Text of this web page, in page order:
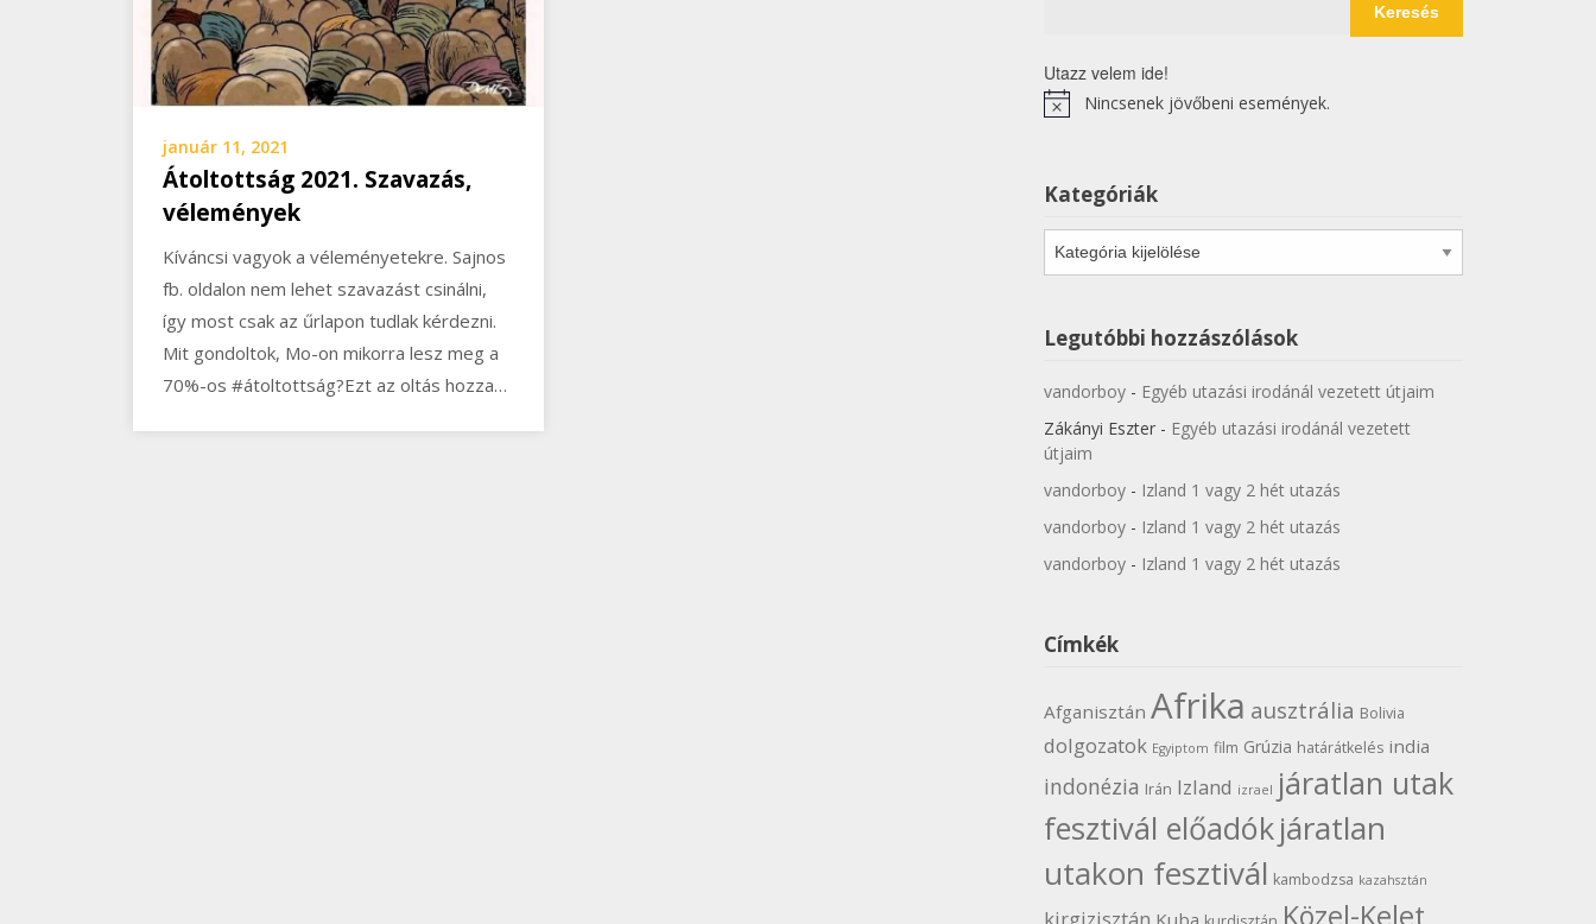
január 11, 2021
Átoltottság 2021. Szavazás,
vélemények
Kíváncsi vagyok a véleményetekre. Sajnos
fb. oldalon nem lehet szavazást csinálni,
így most csak az űrlapon tudlak kérdezni.
Mit gondoltok, Mo-on mikorra lesz meg a
70%-os #átoltottság?Ezt az oltás hozza…
Keresés
Utazz velem ide!
NoticeNincsenek jövőbeni események.
Kategóriák
Kategóriák
Legutóbbi hozzászólások
vandorboy- Egyéb utazási irodánál vezetett útjaim
Zákányi Eszter- Egyéb utazási irodánál vezetett
útjaim
vandorboy- Izland 1 vagy 2 hét utazás
vandorboy- Izland 1 vagy 2 hét utazás
vandorboy- Izland 1 vagy 2 hét utazás
Címkék
Afganisztán Afrika ausztrália Bolivia
dolgozatok Egyiptom film Grúzia határátkelés india
indonézia Irán Izland izrael járatlan utak
fesztivál előadókjáratlan
utakon fesztivál kambodzsa kazahsztán
kirgizisztán Kuba Közel-Kelet